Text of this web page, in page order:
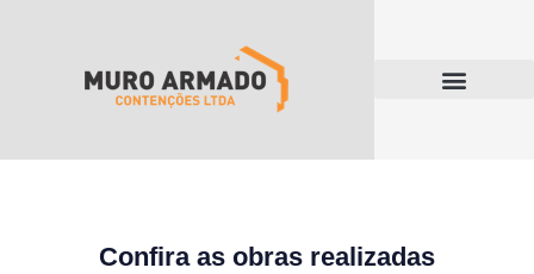
Confira as obras realizadas